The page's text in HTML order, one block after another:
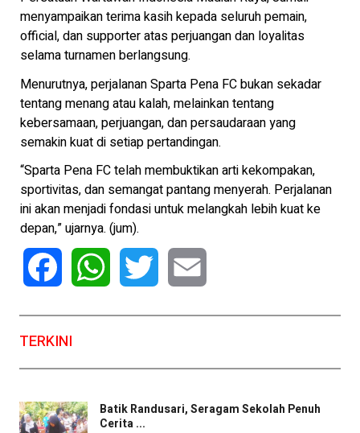
menyampaikan terima kasih kepada seluruh pemain,
official, dan supporter atas perjuangan dan loyalitas
selama turnamen berlangsung.
Menurutnya, perjalanan Sparta Pena FC bukan sekadar
tentang menang atau kalah, melainkan tentang
kebersamaan, perjuangan, dan persaudaraan yang
semakin kuat di setiap pertandingan.
“Sparta Pena FC telah membuktikan arti kekompakan,
sportivitas, dan semangat pantang menyerah. Perjalanan
ini akan menjadi fondasi untuk melangkah lebih kuat ke
depan,” ujarnya. (jum).
TERKINI
Batik Randusari, Seragam Sekolah Penuh
Cerita ...